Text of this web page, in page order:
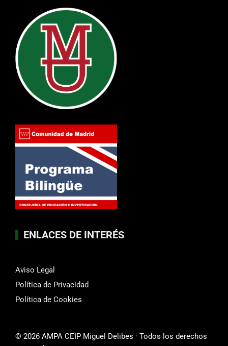
ENLACES DE INTERÉS
Aviso Legal
Política de Privacidad
Política de Cookies
© 2026 AMPA CEIP Miguel Delibes · Todos los derechos